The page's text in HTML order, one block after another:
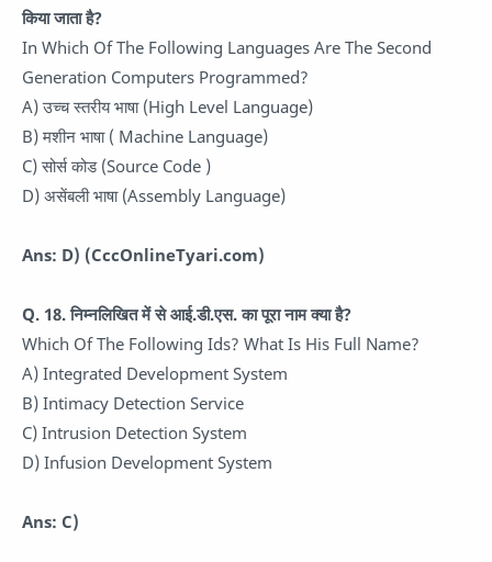
किया जाता है?
In Which Of The Following Languages Are The Second
Generation Computers Programmed?
A) उच्च स्तरीय भाषा (High Level Language)
B) मशीन भाषा ( Machine Language)
C) सोर्स कोड (Source Code )
D) असेंबली भाषा (Assembly Language)
Ans: D) (CccOnlineTyari.com)
Q. 18.निम्नलिखित में से आई.डी.एस. का पूरा नाम क्या है?
Which Of The Following Ids? What Is His Full Name?
A) Integrated Development System
B) Intimacy Detection Service
C) Intrusion Detection System
D) Infusion Development System
Ans: C)